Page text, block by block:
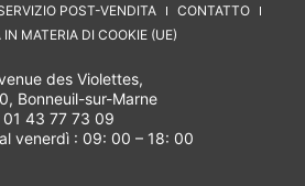
POST-VENDITA
CONTATTO
MATERIA DI COOKIE (UE)
des Violettes,
Bonneuil-sur-Marne
01 43 77 73 09
venerdì : 09: 00 – 18: 00